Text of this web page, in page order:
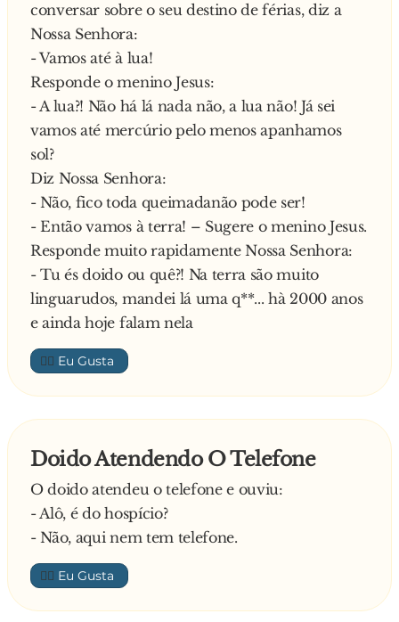
conversar sobre o seu destino de férias, diz a
Nossa Senhora:
- Vamos até à lua!
Responde o menino Jesus:
- A lua?! Não há lá nada não, a lua não! Já sei
vamos até mercúrio pelo menos apanhamos
sol?
Diz Nossa Senhora:
- Não, fico toda queimadanão pode ser!
- Então vamos à terra! – Sugere o menino Jesus.
Responde muito rapidamente Nossa Senhora:
- Tu és doido ou quê?! Na terra são muito
linguarudos, mandei lá uma q**... hà 2000 anos
e ainda hoje falam nela
👍🏼
Doido Atendendo O Telefone
O doido atendeu o telefone e ouviu:
- Alô, é do hospício?
- Não, aqui nem tem telefone.
👍🏼